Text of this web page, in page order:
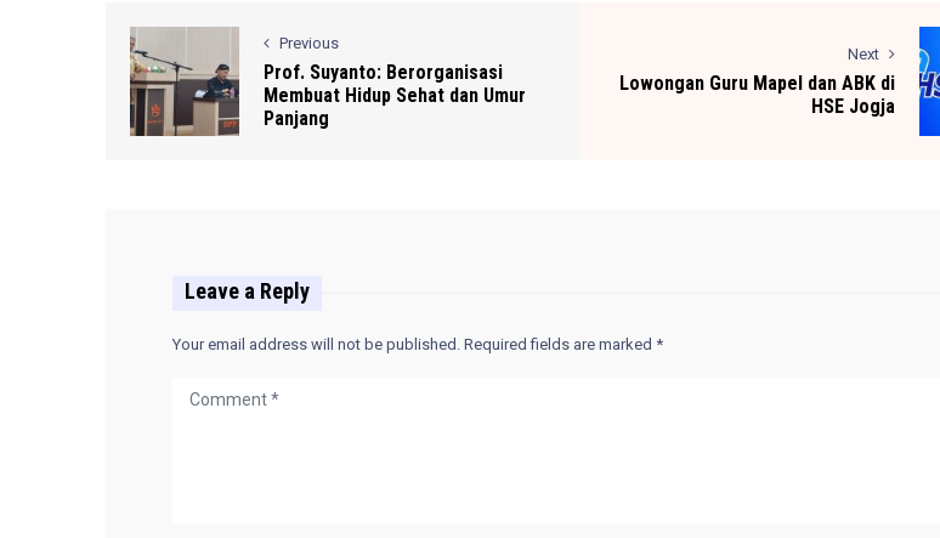
Previous
Prof. Suyanto: Berorganisasi
Membuat Hidup Sehat dan Umur
Panjang
Next
Lowongan Guru Mapel dan ABK di
HSE Jogja
Leave a Reply
Your email address will not be published. Required fields are marked *